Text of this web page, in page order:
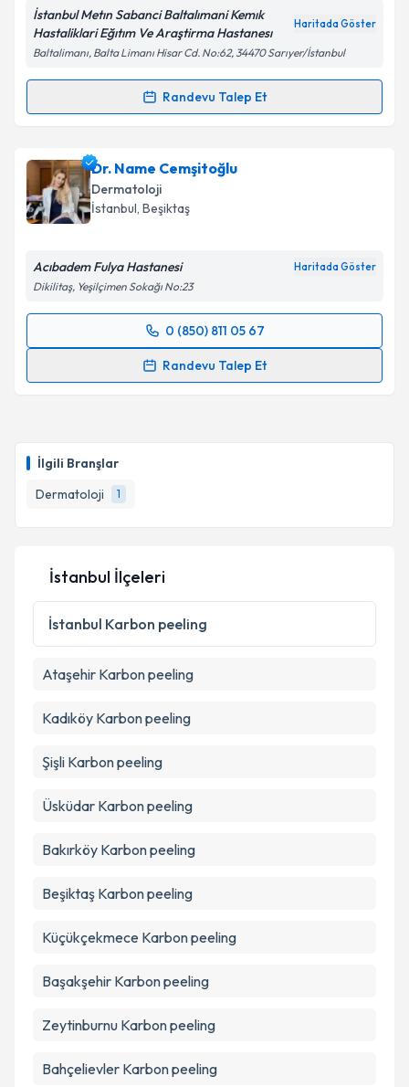
İlgili Branşlar
Dermatoloji
1
Kişisel verilerimin işlenmesine ilişkin
Aydınlatma
Metni'ni okudum ve kişisel verilerimin belirtilen
kapsamda işlenmesini kabul ediyorum.
İstanbul Metın Sabanci Baltalımani Kemık
Hastaliklari Eğıtım Ve Araştirma Hastanesı
Haritada Göster
Baltalimanı, Balta Limanı Hisar Cd. No:62, 34470 Sarıyer/İstanbul
Randevu Talep Et
Randevu Takvimi Talebi
Uzm. Dr. Öznur Öcaliçin randevu takvimi talebi
oluşturun. Size bu uzmandan randevu almanız için bir
takvim hazırlandığında e-posta ile bilgilendireceğiz.
Kişisel verilerimin işlenmesine ilişkin
Metni'ni okudum ve kişisel verilerimin belirtilen
kapsamda işlenmesini kabul ediyorum.
Dr. Name Cemşitoğlu
Dermatoloji
İstanbul, Beşiktaş
Acıbadem Fulya Hastanesi Haritada Göster
Dikilitaş, Yeşilçimen Sokağı No:23
0 (850) 811 05 67
Randevu Talep Et
Randevu Takvimi Talebi
E-posta Adresiniz
Kişisel verilerimin işlenmesine ilişkin
Metni'ni okudum ve kişisel verilerimin belirtilen
kapsamda işlenmesini kabul ediyorum.
İstanbul İlçeleri
İstanbul Karbon peeling
Ataşehir Karbon peeling
Kadıköy Karbon peeling
Şişli Karbon peeling
Üsküdar Karbon peeling
Bakırköy Karbon peeling
Beşiktaş Karbon peeling
Küçükçekmece Karbon peeling
Başakşehir Karbon peeling
Zeytinburnu Karbon peeling
Bahçelievler Karbon peeling